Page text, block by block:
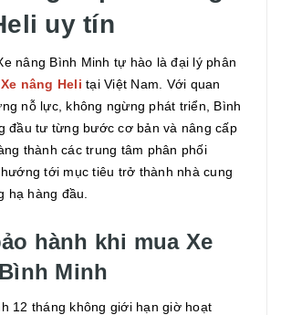
uy tín
nâng Bình Minh tự hào là đại lý phân
Xe nâng Heli tại Việt Nam. Với quan
nỗ lực, không ngừng phát triển, Bình
đầu tư từng bước cơ bản và nâng cấp
thành các trung tâm phân phối
tới mục tiêu trở thành nhà cung
hạ hàng đầu.
hành khi mua Xe
Minh
12 tháng không giới hạn giờ hoạt